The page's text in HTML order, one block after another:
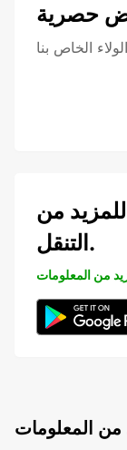
حصرية
الخاص بنا
من
التنقل.
من المعلومات
من المعلومات